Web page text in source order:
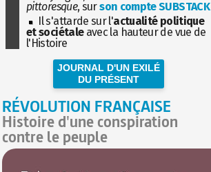
pittoresque, surson compte SUBSTACK
Il s'attarde sur l'actualité politique
et sociétaleavec la hauteur de vue de
l'Histoire
JOURNAL D'UN EXILÉ
DU PRÉSENT
RÉVOLUTION FRANÇAISE
Histoire d'une conspiration
contre le peuple